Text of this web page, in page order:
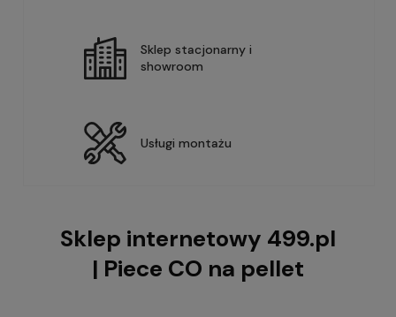
Sklep stacjonarny i
showroom
Usługi montażu
Sklep internetowy 499.pl
| Piece CO na pellet